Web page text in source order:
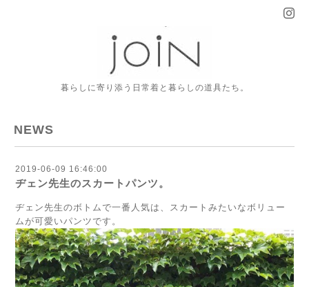
暮らしに寄り添う日常着と暮らしの道具たち。
NEWS
2019-06-09 16:46:00
ヂェン先生のスカートパンツ。
ヂェン先生のボトムで一番人気は、スカートみたいなボリュー
ムが可愛いパンツです。